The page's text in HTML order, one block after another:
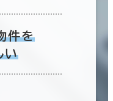
件を
い